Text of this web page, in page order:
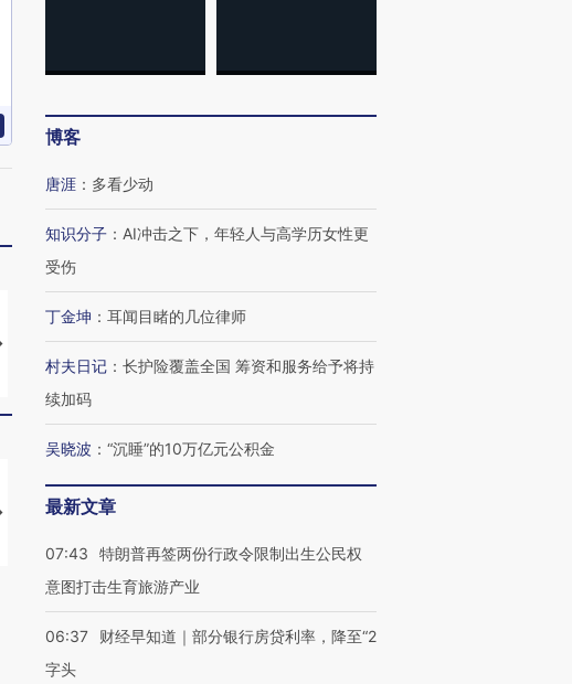
视线｜HYROX的吸金
术：是什么让中产们甘
马航飞行员跨国走私7万
粒摇头丸 尿检体内含3种
视线｜被称为“蟑螂”的印
度Z世代 用街头抗争将教
视线｜全球最热百城独占
阿根廷3-0阿尔及利亚
兹奖得主的“非天才”拼图
博客
唐涯 ： 多看少动
知识分子 ： AI冲击之下，年轻人与高学历女性更
受伤
丁金坤 ： 耳闻目睹的几位律师
村夫日记 ： 长护险覆盖全国 筹资和服务给予将持
续加码
吴晓波 ： “沉睡”的10万亿元公积金
最新文章
07:43
特朗普再签两份行政令限制出生公民权
意图打击生育旅游产业
06:37
财经早知道｜部分银行房贷利率，降至“2
字头